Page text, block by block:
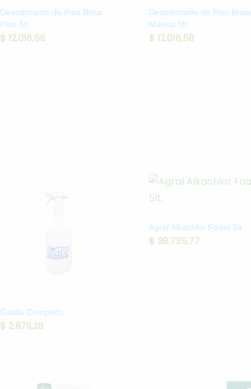
Desodorante de Piso Brisa
Pino 5lt
$ 12.016,58
Desodorante de Piso Brisa
Marina 5lt
$ 12.016,58
Gatillo Completo
$ 2.879,28
Agral Alkachlor Foam 5lt.
$ 38.735,77